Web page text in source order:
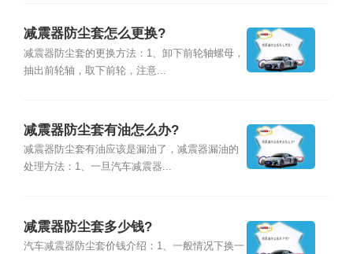
减震器防尘套怎么更换?
减震器防尘套的更换方法：1、卸下前轮轴螺母，
抽出前轮轴，取下前轮，注意...
减震器防尘套有油怎么办?
减震器防尘套有油应该是漏油了，减震器漏油的
处理方法：1、一旦汽车减震器...
减震器防尘套多少钱?
汽车减震器防尘套价钱介绍：1、一般情况下换一